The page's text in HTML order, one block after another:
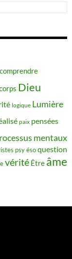
comprendre
Dieu
logique Lumière
paix pensées
mentaux
psy ésoquestion
vérité Être âme